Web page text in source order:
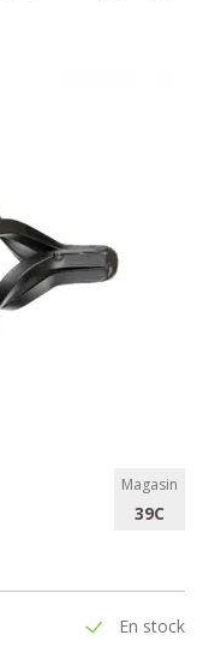
Magasin
39C
En stock